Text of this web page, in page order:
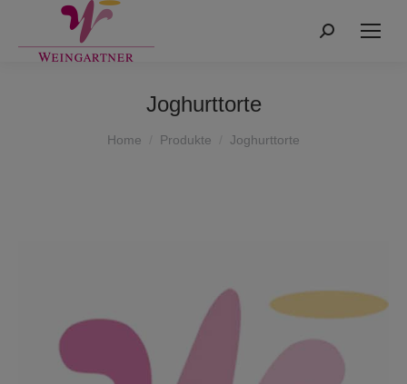
Search:
Joghurttorte
Home Produkte Joghurttorte